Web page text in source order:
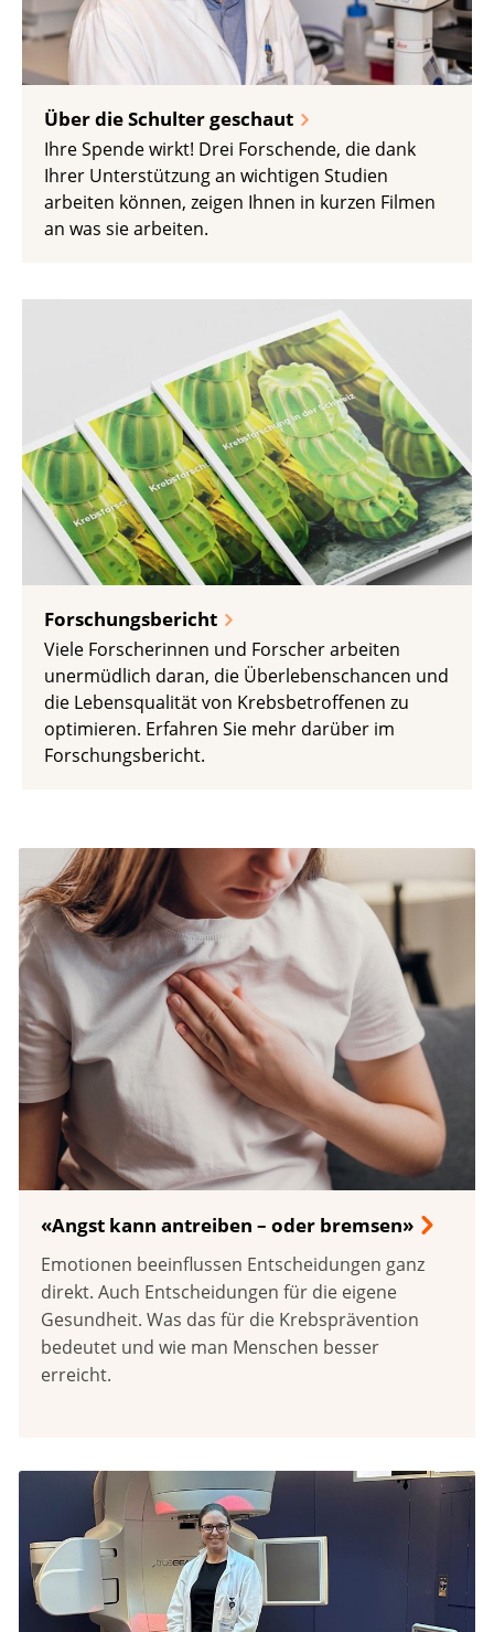
Über die Schulter geschaut
Ihre Spende wirkt! Drei Forschende, die dank
Ihrer Unterstützung an wichtigen Studien
arbeiten können, zeigen Ihnen in kurzen Filmen
an was sie arbeiten.
Forschungsbericht
Viele Forscherinnen und Forscher arbeiten
unermüdlich daran, die Überlebenschancen und
die Lebensqualität von Krebsbetroffenen zu
optimieren. Erfahren Sie mehr darüber im
Forschungsbericht.
«Angst kann antreiben – oder bremsen»
Emotionen beeinflussen Entscheidungen ganz
direkt. Auch Entscheidungen für die eigene
Gesundheit. Was das für die Krebsprävention
bedeutet und wie man Menschen besser
erreicht.